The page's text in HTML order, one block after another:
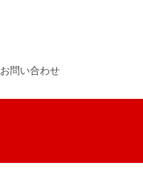
お問い合わせ